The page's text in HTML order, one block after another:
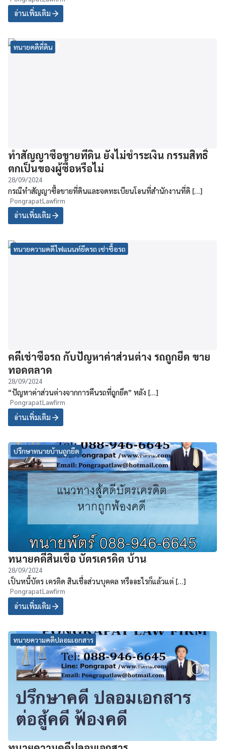
อ่านเพิ่มเติม
ทนายคดีที่ดิน
ทำสัญญาซื้อขายที่ดิน ยังไม่ชำระเงิน กรรมสิทธิ์
ตกเป็นของผู้ซื้อหรือไม่
28/09/2024
กรณีทำสัญญาซื้อขายที่ดินและจดทะเบียนโอนที่สำนักงานที่ดิ […]
PongrapatLawfirm
อ่านเพิ่มเติม
ทนายความคดีไฟแนนท์ยึดรถ เช่าซื้อรถ
คดีเช่าซื้อรถ กับปัญหาค่าส่วนต่าง รถถูกยึด ขาย
ทอดตลาด
28/09/2024
“ปัญหาค่าส่วนต่างจากการคืนรถที่ถูกยึด” หลัง […]
PongrapatLawfirm
อ่านเพิ่มเติม
ปรึกษาทนายบ้านถูกยึด
ทนายคดีสินเชื่อ บัตรเครดิต บ้าน
28/09/2024
เป็นหนี้บัตร เครติด สินเชื่อส่วนบุคคล หรืออะไรก็แล้วแต่ […]
PongrapatLawfirm
อ่านเพิ่มเติม
ทนายความคดีปลอมเอกสาร